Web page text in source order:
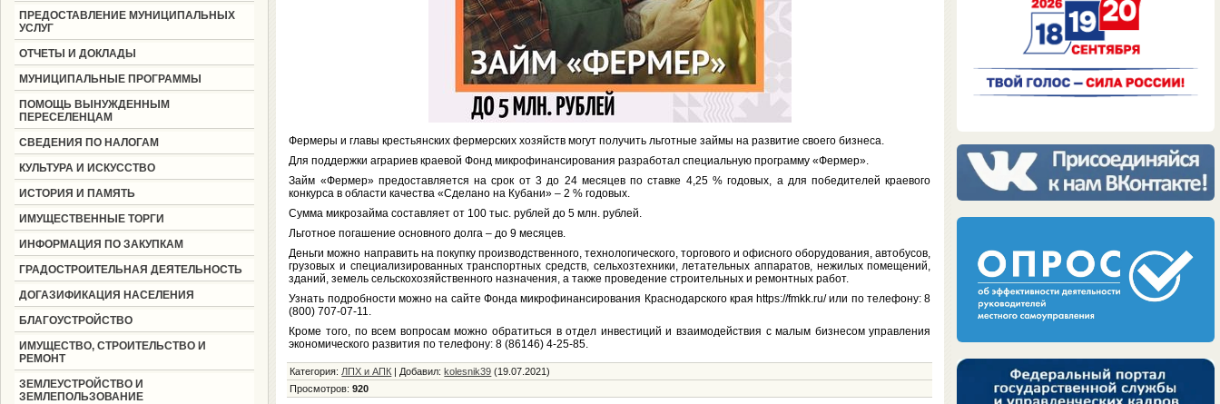
ПРЕДОСТАВЛЕНИЕ МУНИЦИПАЛЬНЫХ
УСЛУГ
ОТЧЕТЫ И ДОКЛАДЫ
МУНИЦИПАЛЬНЫЕ ПРОГРАММЫ
ПОМОЩЬ ВЫНУЖДЕННЫМ
ПЕРЕСЕЛЕНЦАМ
СВЕДЕНИЯ ПО НАЛОГАМ
КУЛЬТУРА И ИСКУССТВО
ИСТОРИЯ И ПАМЯТЬ
ИМУЩЕСТВЕННЫЕ ТОРГИ
ИНФОРМАЦИЯ ПО ЗАКУПКАМ
ГРАДОСТРОИТЕЛЬНАЯ ДЕЯТЕЛЬНОСТЬ
ДОГАЗИФИКАЦИЯ НАСЕЛЕНИЯ
БЛАГОУСТРОЙСТВО
ИМУЩЕСТВО, СТРОИТЕЛЬСТВО И
РЕМОНТ
ЗЕМЛЕУСТРОЙСТВО И
ЗЕМЛЕПОЛЬЗОВАНИЕ
Фермеры и главы крестьянских фермерских хозяйств могут получить льготные займы на развитие своего бизнеса.
Для поддержки аграриев краевой Фонд микрофинансирования разработал специальную программу «Фермер».
Займ «Фермер» предоставляется на срок от 3 до 24 месяцев по ставке 4,25 % годовых, а для победителей краевого
конкурса в области качества «Сделано на Кубани» – 2 % годовых.
Сумма микрозайма составляет от 100 тыс. рублей до 5 млн. рублей.
Льготное погашение основного долга – до 9 месяцев.
Деньги можно направить на покупку производственного, технологического, торгового и офисного оборудования, автобусов,
грузовых и специализированных транспортных средств, сельхозтехники, летательных аппаратов, нежилых помещений,
зданий, земель сельскохозяйственного назначения, а также проведение строительных и ремонтных работ.
Узнать подробности можно на сайте Фонда микрофинансирования Краснодарского края https://fmkk.ru/ или по телефону: 8
(800) 707-07-11.
Кроме того, по всем вопросам можно обратиться в отдел инвестиций и взаимодействия с малым бизнесом управления
экономического развития по телефону: 8 (86146) 4-25-85.
Категория: ЛПХ и АПК | Добавил:kolesnik39 (19.07.2021)
Просмотров:920